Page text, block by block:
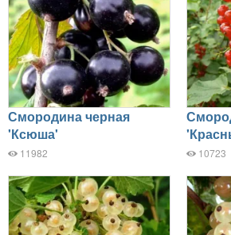
Смородина черная
'Ксюша'
11982 10723